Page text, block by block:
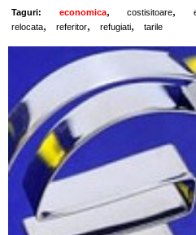
Taguri: economica, costisitoare,
relocata, referitor, refugiati, tarile